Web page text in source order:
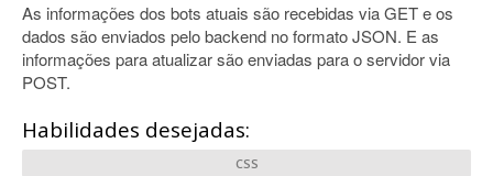
As informações dos bots atuais são recebidas via GET e os
dados são enviados pelo backend no formato JSON. E as
informações para atualizar são enviadas para o servidor via
POST.
Habilidades desejadas:
CSS